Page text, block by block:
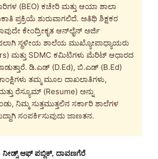
(BEO) ಕಚೇರಿ ಮತ್ತು ಆಯಾ ಶಾಲಾ
ಪ್ರಕ್ರಿಯೆ ಶುರುವಾಗಲಿದೆ. ಅತಿಥಿ ಶಿಕ್ಷಕರ
ಕೇಂದ್ರೀಕೃತ ಆನ್‌ಲೈನ್ ಅರ್ಜಿ
ಸ್ಥಳೀಯ ಶಾಲೆಯ ಮುಖ್ಯೋಪಾಧ್ಯಾಯರು
ಮತ್ತು SDMC ಕಮಿಟಿಗಳು ಮೆರಿಟ್ ಆಧಾರದ
ಡಿ.ಎಡ್ (D.Ed), ಬಿ.ಎಡ್ (B.Ed)
ತಮ್ಮ ಮೂಲ ದಾಖಲಾತಿಗಳು,
ರೆಸ್ಯೂಮ್ (Resume) ಅನ್ನು
ನಿಮ್ಮ ಸುತ್ತಮುತ್ತಲಿನ ಸರ್ಕಾರಿ ಶಾಲೆಗಳ
ಸಂಪರ್ಕಿಸುವುದು ಜಾಣತನ.
ನೀಡ್ಸ್ ಆಫ್ ಪಬ್ಲಿಕ್, ದಾವಣಗೆರೆ